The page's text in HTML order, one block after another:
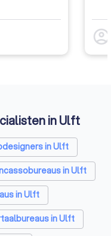
account_circle
in Ulft
in Ulft
in Ulft
in Ulft
in Ulft